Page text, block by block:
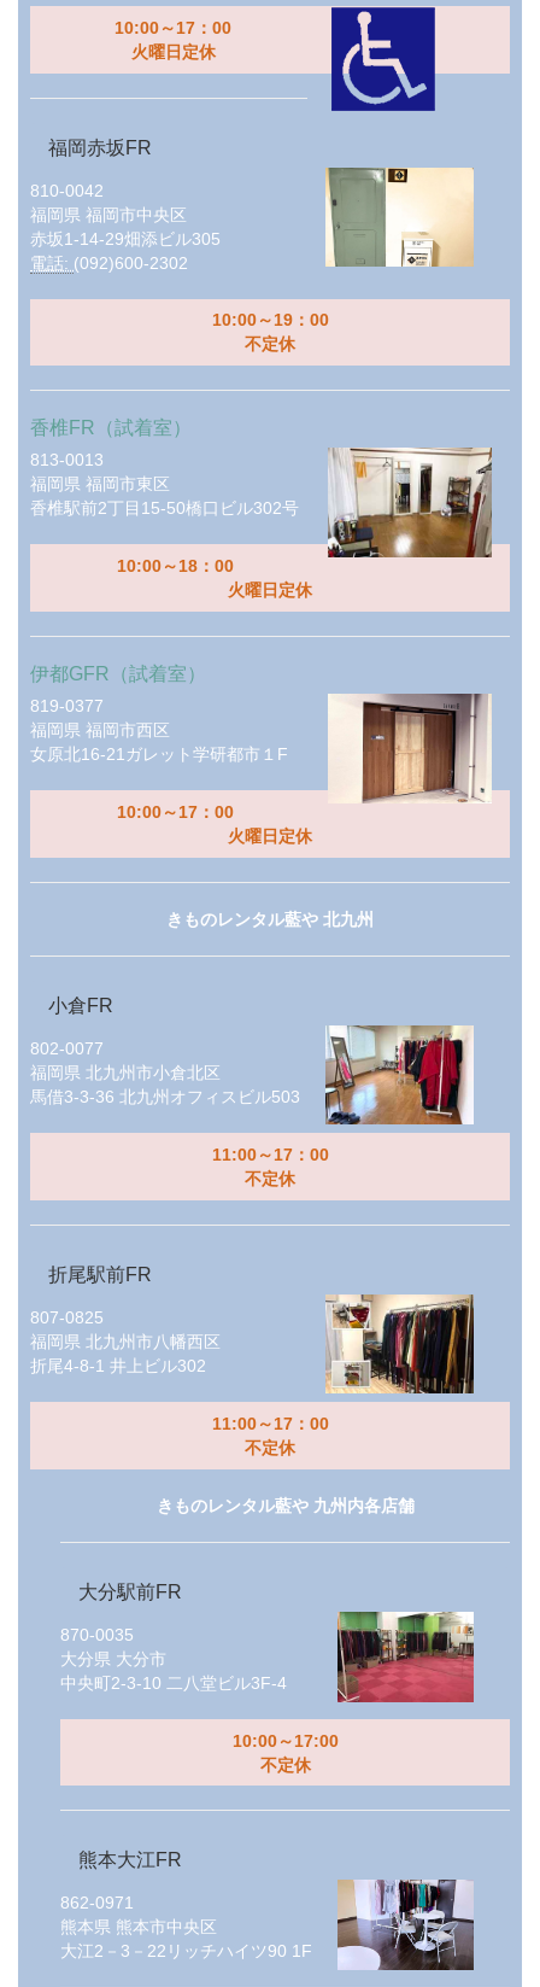
10:00～17：00
火曜日定休
福岡赤坂FR
810-0042
福岡県 福岡市中央区
赤坂1-14-29畑添ビル305
電話: (092)600-2302
10:00～19：00
不定休
香椎FR（試着室）
813-0013
福岡県 福岡市東区
香椎駅前2丁目15-50橋口ビル302号
10:00～18：00
火曜日定休
伊都GFR（試着室）
819-0377
福岡県 福岡市西区
女原北16-21ガレット学研都市１F
10:00～17：00
火曜日定休
きものレンタル藍や 北九州
小倉FR
802-0077
福岡県 北九州市小倉北区
馬借3-3-36 北九州オフィスビル503
11:00～17：00
不定休
折尾駅前FR
807-0825
福岡県 北九州市八幡西区
折尾4-8-1 井上ビル302
11:00～17：00
不定休
きものレンタル藍や 九州内各店舗
大分駅前FR
870-0035
大分県 大分市
中央町2-3-10 二八堂ビル3F-4
10:00～17:00
不定休
熊本大江FR
862-0971
熊本県 熊本市中央区
大江2－3－22リッチハイツ90 1F